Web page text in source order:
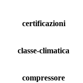
certificazioni
classe-climatica
compressore